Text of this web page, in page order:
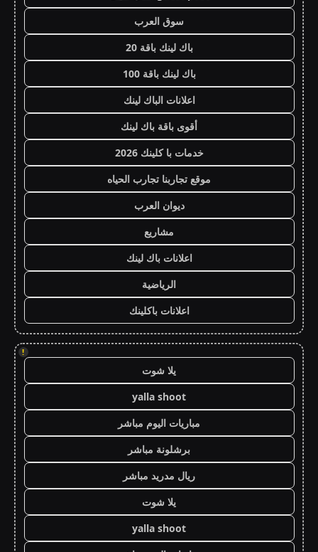
سوق العرب
باك لينك باقة 20
باك لينك باقة 100
اعلانات الباك لينك
أقوى باقة باك لينك
خدمات با كلينك 2026
موقع تجاربنا تجارب الحياه
ديوان العرب
مشاريع
اعلانات باك لينك
الرياضية
اعلانات باكلينك
!
يلا شوت
yalla shoot
مباريات اليوم مباشر
برشلونة مباشر
ريال مدريد مباشر
يلا شوت
yalla shoot